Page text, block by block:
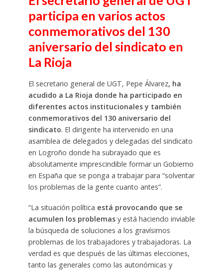
participa en varios actos
conmemorativos del 130
aniversario del sindicato en
La Rioja
El secretario general de UGT, Pepe Álvarez, ha
acudido a La Rioja donde ha participado en
diferentes actos institucionales y también
conmemorativos del 130 aniversario del
sindicato. El dirigente ha intervenido en una
asamblea de delegados y delegadas del sindicato
en Logroño donde ha subrayado que es
absolutamente imprescindible formar un Gobierno
en España que se ponga a trabajar para “solventar
los problemas de la gente cuanto antes”.
“La situación política está provocando que se
acumulen los problemasy está haciendo inviable
la búsqueda de soluciones a los gravísimos
problemas de los trabajadores y trabajadoras. La
verdad es que después de las últimas elecciones,
tanto las generales como las autonómicas y